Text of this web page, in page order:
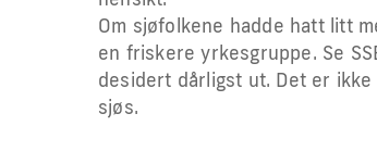
Om sjøfolkene hadde hatt litt
en friskere yrkesgruppe. Se
desidert dårligst ut. Det er
sjøs.